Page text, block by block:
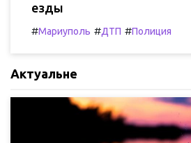
езды
#Мариуполь #ДТП #Полиция
Актуальне